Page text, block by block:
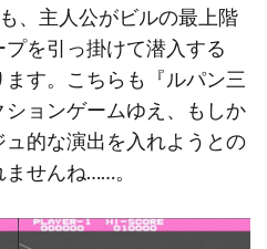
、主人公がビルの最上階
プを引っ掛けて潜入する
ます。こちらも『ルパン三
ョンゲームゆえ、もしか
的な演出を入れようとの
せんね……。